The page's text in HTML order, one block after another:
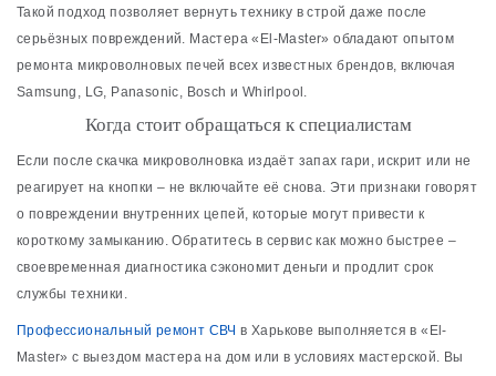
Такой подход позволяет вернуть технику в строй даже после
серьёзных повреждений. Мастера «El-Master» обладают опытом
ремонта микроволновых печей всех известных брендов, включая
Samsung, LG, Panasonic, Bosch и Whirlpool.
Когда стоит обращаться к специалистам
Если после скачка микроволновка издаёт запах гари, искрит или не
реагирует на кнопки – не включайте её снова. Эти признаки говорят
о повреждении внутренних цепей, которые могут привести к
короткому замыканию. Обратитесь в сервис как можно быстрее –
своевременная диагностика сэкономит деньги и продлит срок
службы техники.
Профессиональный ремонт СВЧ в Харькове выполняется в «El-
Master» с выездом мастера на дом или в условиях мастерской. Вы